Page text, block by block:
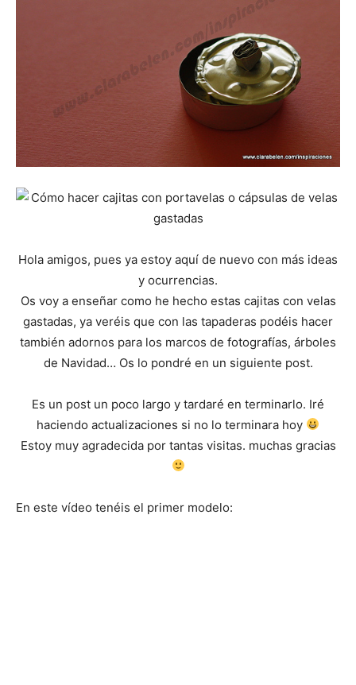
Hola amigos, pues ya estoy aquí de nuevo con más ideas
y ocurrencias.
Os voy a enseñar como he hecho estas cajitas con velas
gastadas, ya veréis que con las tapaderas podéis hacer
también adornos para los marcos de fotografías, árboles
de Navidad… Os lo pondré en un siguiente post.
Es un post un poco largo y tardaré en terminarlo. Iré
haciendo actualizaciones si no lo terminara hoy
Estoy muy agradecida por tantas visitas. muchas gracias
En este vídeo tenéis el primer modelo: